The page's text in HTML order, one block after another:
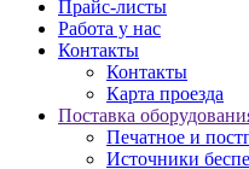
Прайс-листы
Работа у нас
Контакты
Контакты
Карта проезда
Поставка
Печатное и
Источники